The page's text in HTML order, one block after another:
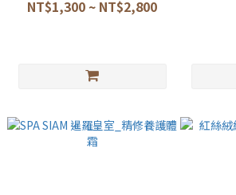
NT$1,300 ~ NT$2,800